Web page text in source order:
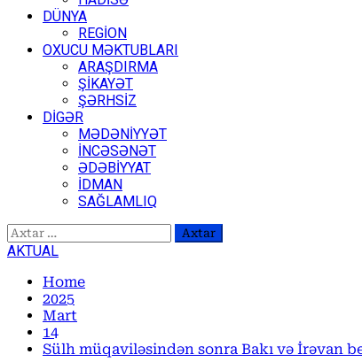
DÜNYA
REGİON
OXUCU MƏKTUBLARI
ARAŞDIRMA
ŞİKAYƏT
ŞƏRHSİZ
DİGƏR
MƏDƏNİYYƏT
İNCƏSƏNƏT
ƏDƏBİYYAT
İDMAN
SAĞLAMLIQ
Axtarış:
AKTUAL
Home
2025
Mart
14
Sülh müqaviləsindən sonra Bakı və İrəvan